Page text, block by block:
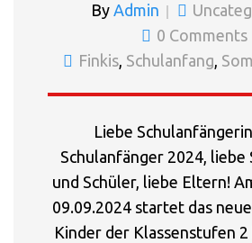
By Admin
0 Comments
Finkis, Schulanfang,
Liebe
Schulanfänger 2024, liebe
und Schüler, liebe Eltern!
09.09.2024 startet das
Kinder der Klassenstufen 2